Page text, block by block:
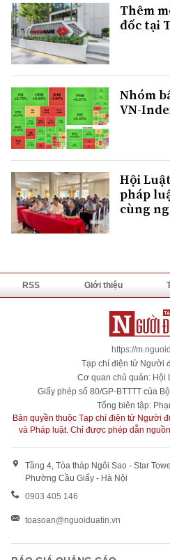
Thêm
đốc tại
Nhóm
VN-
Hội
pháp
cùng
RSS Giới thiệu
https://
Tạp chí điện tử Người
Cơ quan chủ quản: Hội
Giấy phép số 80/GP-BTTTT của
Tổng biên tập:
Bản quyền thuộc Tạp chí điện tử Người
và Pháp luật. Chỉ được phép dẫn
Tầng 4, Tòa tháp Ngôi Sao - Star
Phường Cầu Giấy - Hà Nội
0903 405 146
toasoan@nguoiduatin.vn